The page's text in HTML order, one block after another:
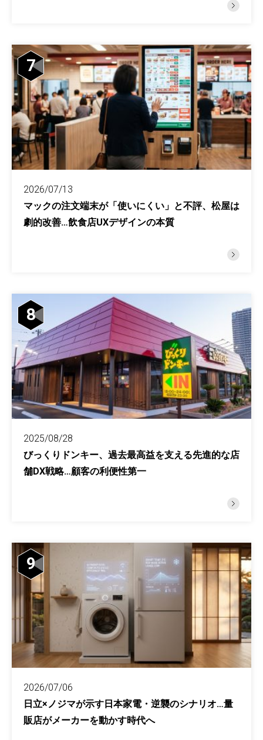
7
2026/07/13
マックの注文端末が「使いにくい」と不評、松屋は
劇的改善…飲食店UXデザインの本質
8
2025/08/28
びっくりドンキー、過去最高益を支える先進的な店
舗DX戦略…顧客の利便性第一
9
2026/07/06
日立×ノジマが示す日本家電・逆襲のシナリオ…量
販店がメーカーを動かす時代へ